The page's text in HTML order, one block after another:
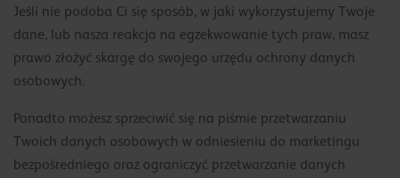
Jeśli nie podoba Ci się sposób, w jaki wykorzystujemy Twoje
dane, lub nasza reakcja na egzekwowanie tych praw, masz
prawo złożyć skargę do swojego urzędu ochrony danych
osobowych.
Ponadto możesz sprzeciwić się na piśmie przetwarzaniu
Twoich danych osobowych w odniesieniu do marketingu
bezpośredniego oraz ograniczyć przetwarzanie danych